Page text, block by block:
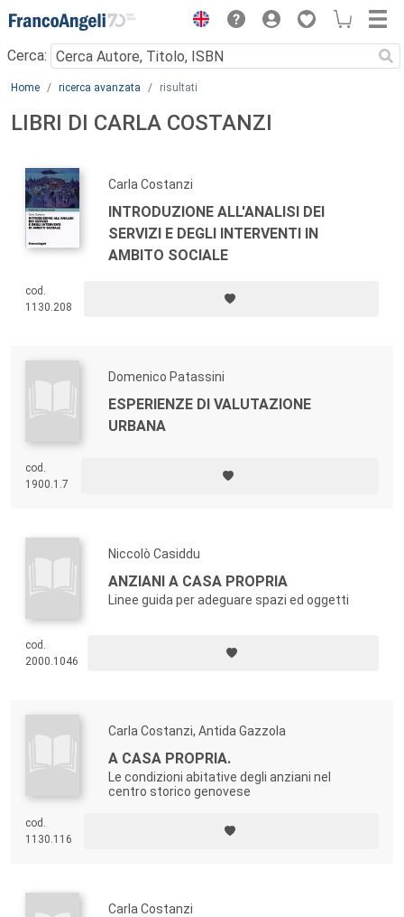
Menu
Cerca:
Main content
Home ricerca avanzata risultati
LIBRI DI CARLA COSTANZI
Carla Costanzi
INTRODUZIONE ALL'ANALISI DEI
SERVIZI E DEGLI INTERVENTI IN
AMBITO SOCIALE
cod.
1130.208
Domenico Patassini
ESPERIENZE DI VALUTAZIONE
URBANA
cod.
1900.1.7
Niccolò Casiddu
ANZIANI A CASA PROPRIA
Linee guida per adeguare spazi ed oggetti
cod.
2000.1046
Carla Costanzi, Antida Gazzola
A CASA PROPRIA.
Le condizioni abitative degli anziani nel
centro storico genovese
cod.
1130.116
Carla Costanzi